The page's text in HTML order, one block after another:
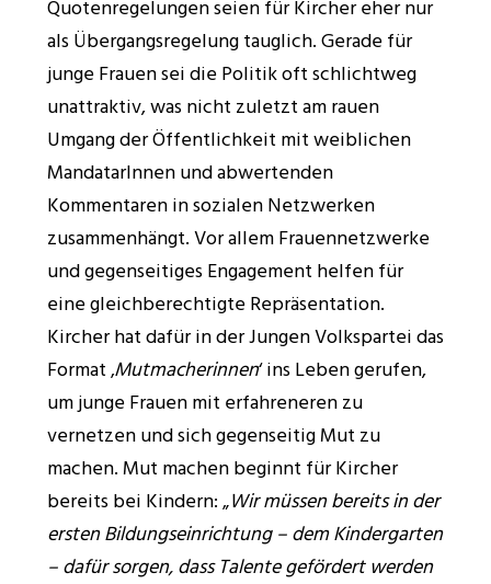
Quotenregelungen seien für Kircher eher nur
als Übergangsregelung tauglich. Gerade für
junge Frauen sei die Politik oft schlichtweg
unattraktiv, was nicht zuletzt am rauen
Umgang der Öffentlichkeit mit weiblichen
MandatarInnen und abwertenden
Kommentaren in sozialen Netzwerken
zusammenhängt. Vor allem Frauennetzwerke
und gegenseitiges Engagement helfen für
eine gleichberechtigte Repräsentation.
Kircher hat dafür in der Jungen Volkspartei das
Format ‚Mutmacherinnen‘ ins Leben gerufen,
um junge Frauen mit erfahreneren zu
vernetzen und sich gegenseitig Mut zu
machen. Mut machen beginnt für Kircher
bereits bei Kindern: „Wir müssen bereits in der
ersten Bildungseinrichtung – dem Kindergarten
– dafür sorgen, dass Talente gefördert werden